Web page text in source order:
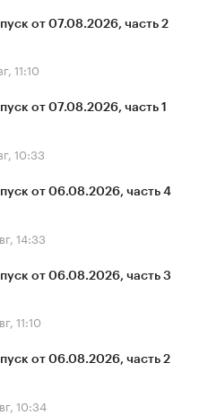
от 07.08.2026, часть 2
11:10
от 07.08.2026, часть 1
10:33
от 06.08.2026, часть 4
14:33
от 06.08.2026, часть 3
11:10
от 06.08.2026, часть 2
10:34